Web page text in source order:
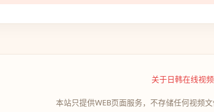
关于日韩在线视频
本站只提供WEB页面服务，不存储任何视频